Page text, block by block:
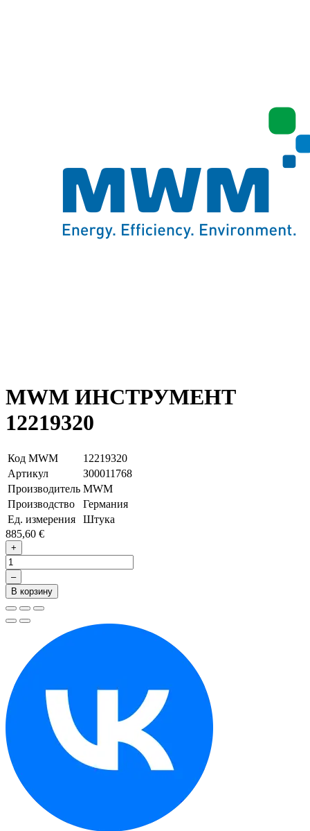
MWM ИНСТРУМЕНТ
12219320
Код MWM
12219320
Артикул
З00011768
Производитель MWM
Производство
Германия
Ед. измерения
Штука
885,60 €
+
–
В корзину